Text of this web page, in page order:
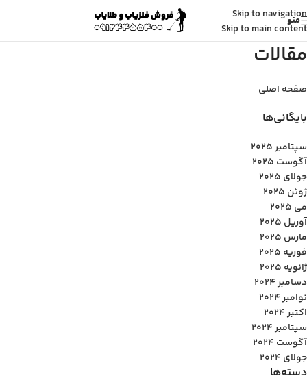
Skip to navigation
Skip to main content
منو
مقالات
صفحه اصلی
بایگانی‌ها
سپتامبر 2025
آگوست 2025
جولای 2025
ژوئن 2025
می 2025
آوریل 2025
مارس 2025
فوریه 2025
ژانویه 2025
دسامبر 2024
نوامبر 2024
اکتبر 2024
سپتامبر 2024
آگوست 2024
جولای 2024
دسته‌ها